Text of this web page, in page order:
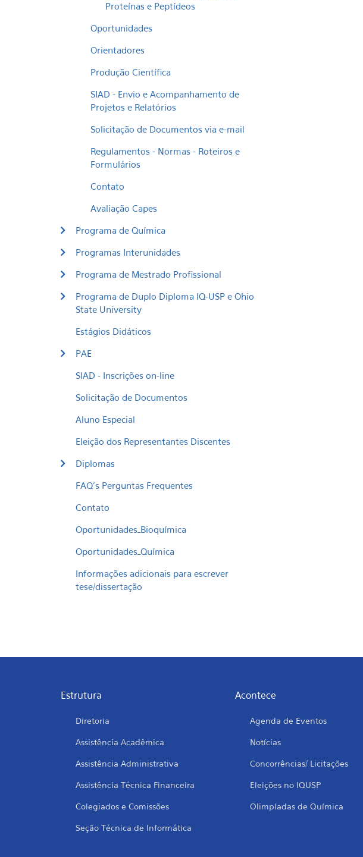
Proteínas e Peptídeos
Oportunidades
Orientadores
Produção Científica
SIAD - Envio e Acompanhamento de
Projetos e Relatórios
Solicitação de Documentos via e-mail
Regulamentos - Normas - Roteiros e
Formulários
Contato
Avaliação Capes
Programa de Química
Programas Interunidades
Programa de Mestrado Profissional
Programa de Duplo Diploma IQ-USP e Ohio
State University
Estágios Didáticos
PAE
SIAD - Inscrições on-line
Solicitação de Documentos
Aluno Especial
Eleição dos Representantes Discentes
Diplomas
FAQ's Perguntas Frequentes
Contato
Oportunidades_Bioquímica
Oportunidades_Química
Informações adicionais para escrever
tese/dissertação
Estrutura
Diretoria
Assistência Acadêmica
Assistência Administrativa
Assistência Técnica Financeira
Colegiados e Comissões
Seção Técnica de Informática
Acontece
Agenda de Eventos
Notícias
Concorrências/ Licitações
Eleições no IQUSP
Olimpíadas de Química